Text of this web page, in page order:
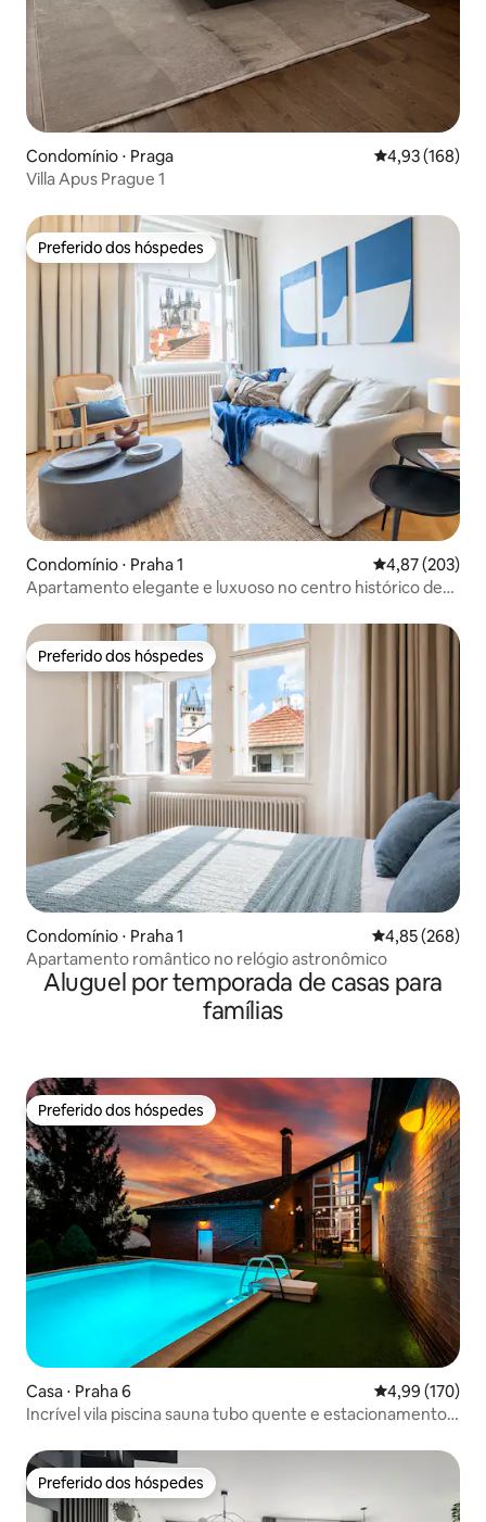
Condomínio ⋅ Praga 4,93 de uma
4,93 (168)
Villa Apus Prague 1
Preferido dos hóspedes
Preferido dos hóspedes
Condomínio ⋅ Praha 1 4,87 de uma
4,87 (203)
Apartamento elegante e luxuoso no centro histórico de
Preferido dos hóspedes
Preferido dos hóspedes
Condomínio ⋅ Praha 1 4,85 de uma
4,85 (268)
Apartamento romântico no relógio astronômico
Aluguel por temporada de casas para
famílias
Preferido dos hóspedes
Preferido dos hóspedes
Casa ⋅ Praha 6 4,99 de uma
4,99 (170)
Incrível vila piscina sauna tubo quente e estacionamento
Preferido dos hóspedes
Preferido dos hóspedes